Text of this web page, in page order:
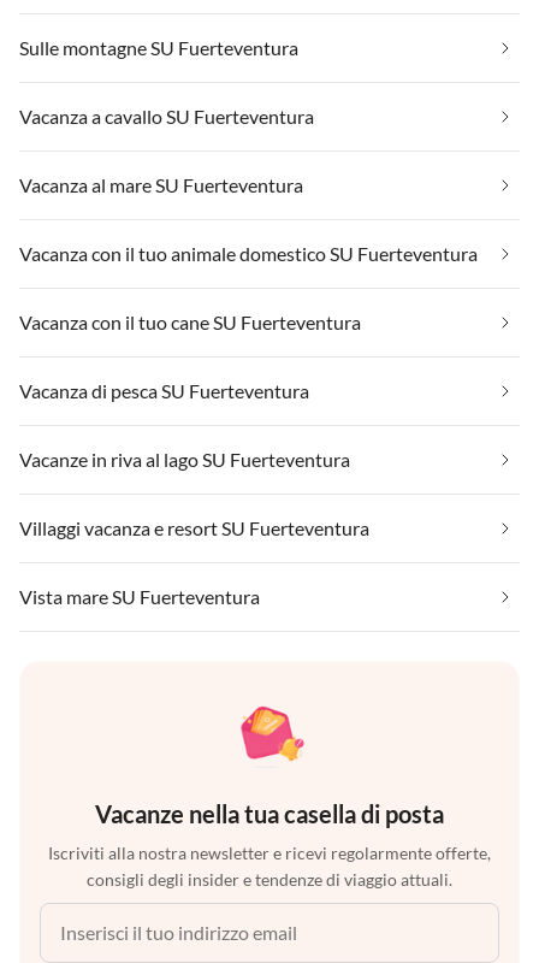
Sulle montagne SU Fuerteventura
Vacanza a cavallo SU Fuerteventura
Vacanza al mare SU Fuerteventura
Vacanza con il tuo animale domestico SU Fuerteventura
Vacanza con il tuo cane SU Fuerteventura
Vacanza di pesca SU Fuerteventura
Vacanze in riva al lago SU Fuerteventura
Villaggi vacanza e resort SU Fuerteventura
Vista mare SU Fuerteventura
Vacanze nella tua casella di posta
Iscriviti alla nostra newsletter e ricevi regolarmente offerte,
consigli degli insider e tendenze di viaggio attuali.